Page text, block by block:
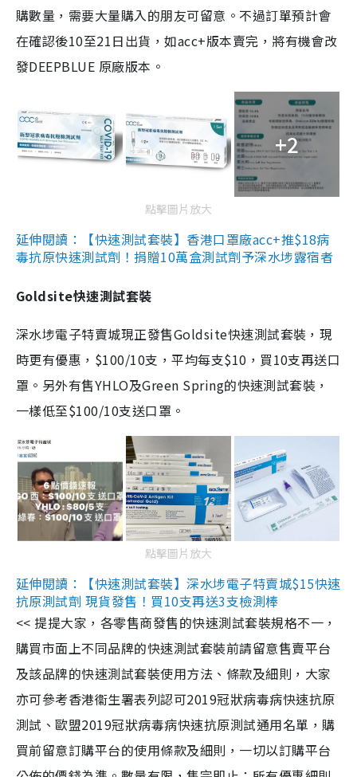
購數量，需要大量購入的朋友可留意。不過訂單預計會
在確認後10至21日出貨，如acc+版本賣完，將有機會改
發DEEPBLUE 原廠版本。
+2
點擊圖片放大
延伸閱讀：【快速測試套裝】香港口罩廠acc+推$18病
毒抗原快速測試劑！捐贈10萬盒測試劑予深水埗露宿者
Goldsite快速測試套裝
深水埗電子特賣城現正發售Goldsite快速測試套裝，現
時更有優惠，$100/10支，平均每支$10，買10支再送口
罩。另外有售YHLO及Green Spring的快速測試套裝，
一樣低至$100/10支送口罩。
點擊圖片放大
延伸閱讀：【快速測試套裝】深水埗電子特賣城$15快速
抗原測試劑 現貨發售！買10支再送3支檢測棒
<< 提提大家，各零售商發售的快速測試套裝規格不一，
購買市面上不同品牌的快速測試套裝前請留意售賣平台
及該品牌的快速測試套裝使用方法、條款及細則，大家
亦可參考香港衞生署表列認可2019冠狀病毒病快速抗原
測試、歐盟2019冠狀病毒病快速抗原測試通用名單，購
買前留意訂購平台的使用條款及細則，一切以訂購平台